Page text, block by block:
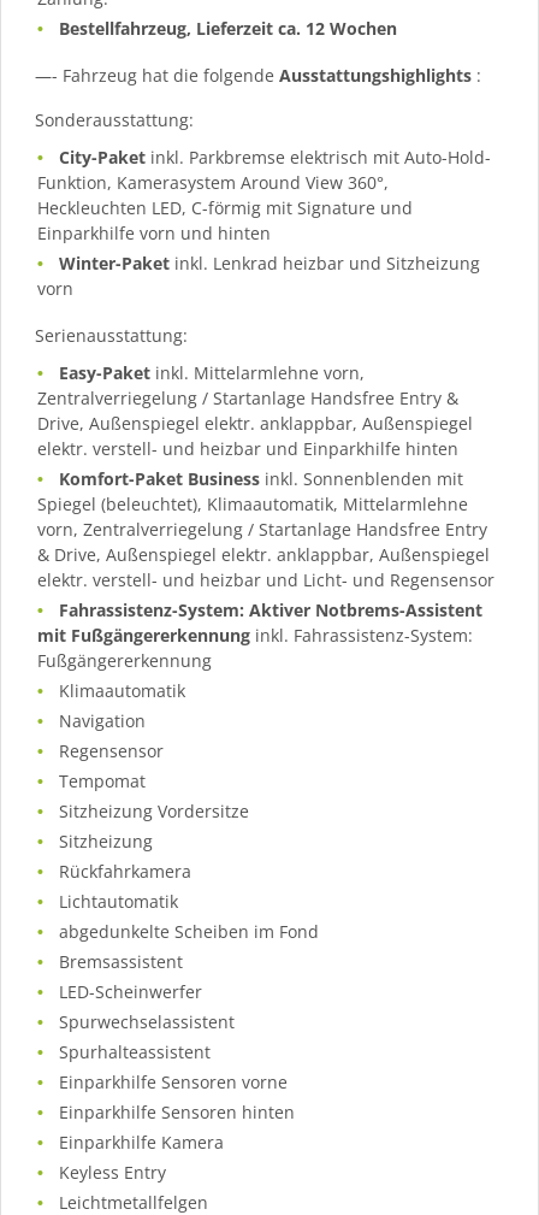
Bestellfahrzeug, Lieferzeit ca. 12 Wochen
—- Fahrzeug hat die folgende Ausstattungshighlights :
Sonderausstattung:
City-Paket inkl. Parkbremse elektrisch mit Auto-Hold-
Funktion, Kamerasystem Around View 360°,
Heckleuchten LED, C-förmig mit Signature und
Einparkhilfe vorn und hinten
Winter-Paket inkl. Lenkrad heizbar und Sitzheizung
vorn
Serienausstattung:
Easy-Paket inkl. Mittelarmlehne vorn,
Zentralverriegelung / Startanlage Handsfree Entry &
Drive, Außenspiegel elektr. anklappbar, Außenspiegel
elektr. verstell- und heizbar und Einparkhilfe hinten
Komfort-Paket Business inkl. Sonnenblenden mit
Spiegel (beleuchtet), Klimaautomatik, Mittelarmlehne
vorn, Zentralverriegelung / Startanlage Handsfree Entry
& Drive, Außenspiegel elektr. anklappbar, Außenspiegel
elektr. verstell- und heizbar und Licht- und Regensensor
Fahrassistenz-System: Aktiver Notbrems-Assistent
mit Fußgängererkennung inkl. Fahrassistenz-System:
Fußgängererkennung
Klimaautomatik
Navigation
Regensensor
Tempomat
Sitzheizung Vordersitze
Sitzheizung
Rückfahrkamera
Lichtautomatik
abgedunkelte Scheiben im Fond
Bremsassistent
LED-Scheinwerfer
Spurwechselassistent
Spurhalteassistent
Einparkhilfe Sensoren vorne
Einparkhilfe Sensoren hinten
Einparkhilfe Kamera
Keyless Entry
Leichtmetallfelgen